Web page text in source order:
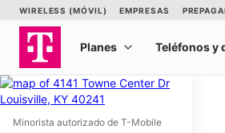
Minorista autorizado de T-Mobile